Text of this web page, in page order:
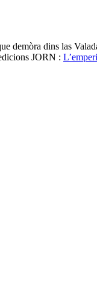
demòra dins las
JORN :